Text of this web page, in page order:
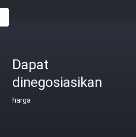
Dapat
dinegosiasikan
harga